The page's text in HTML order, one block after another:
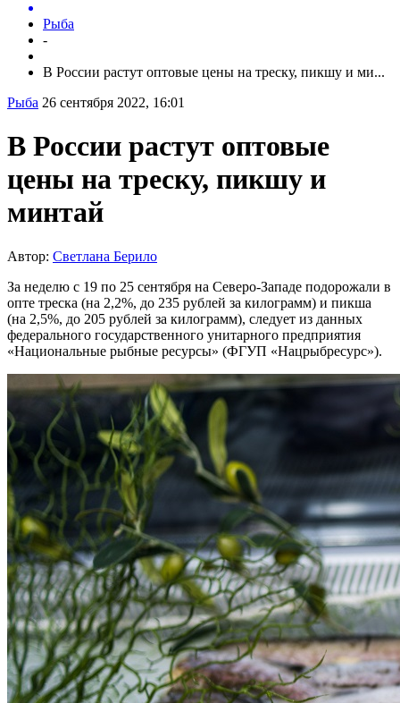
Рыба
-
В России растут оптовые цены на треску, пикшу и ми...
Рыба 26 сентября 2022, 16:01
В России растут оптовые
цены на треску, пикшу и
минтай
Автор: Светлана Берило
За неделю с 19 по 25 сентября на Северо-Западе подорожали в
опте треска (на 2,2%, до 235 рублей за килограмм) и пикша
(на 2,5%, до 205 рублей за килограмм), следует из данных
федерального государственного унитарного предприятия
«Национальные рыбные ресурсы» (ФГУП «Нацрыбресурс»).